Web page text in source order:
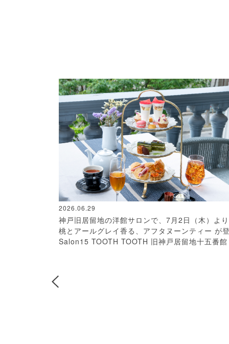
2026.06.29
神戸旧居留地の洋館サロンで、7月2日（木）よ
桃とアールグレイ香る、アフタヌーンティー が
Salon15 TOOTH TOOTH 旧神戸居留地十五番館